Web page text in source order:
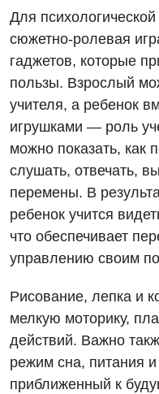
Для
сюжетно-ролевая
гаджетов, которые
пользы. Взрослый
учителя, а ребенок
игрушками — роль
можно показать, как
слушать, отвечать,
перемены. В
ребенок учится
что обеспечивает
управлению своим
Рисование, лепка и
мелкую моторику,
действий. Важно
режим сна, питания
приближенный к